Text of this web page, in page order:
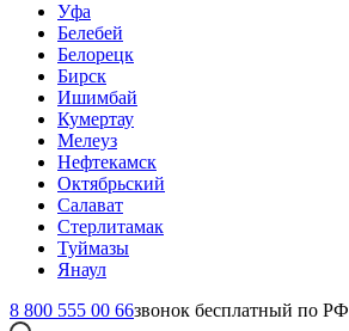
Уфа
Белебей
Белорецк
Бирск
Ишимбай
Кумертау
Мелеуз
Нефтекамск
Октябрьский
Салават
Стерлитамак
Туймазы
Янаул
8 800 555 00 66звонок бесплатный по РФ